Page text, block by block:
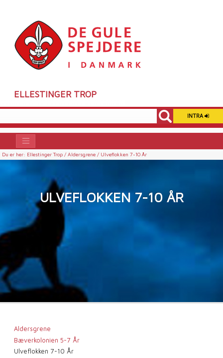
ELLESTINGER TROP
INTRA
Du er her: Ellestinger Trop /Aldersgrene / Ulveflokken 7-10 År
ULVEFLOKKEN 7-10 ÅR
Aldersgrene
Bæverkolonien 5-7 År
Ulveflokken 7-10 År